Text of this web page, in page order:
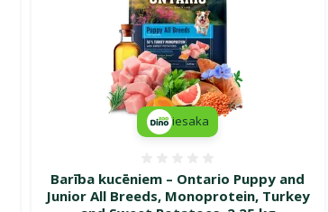
Barība kucēniem – Ontario Puppy and
Junior All Breeds, Monoprotein, Turkey
iesaka